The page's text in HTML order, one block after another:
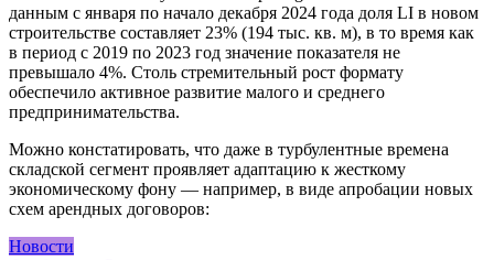
данным с января по начало декабря 2024 года доля LI в новом
строительстве составляет 23% (194 тыс. кв. м), в то время как
в период с 2019 по 2023 год значение показателя не
превышало 4%. Столь стремительный рост формату
обеспечило активное развитие малого и среднего
предпринимательства.
Можно констатировать, что даже в турбулентные времена
складской сегмент проявляет адаптацию к жесткому
экономическому фону — например, в виде апробации новых
схем арендных договоров:
Новости